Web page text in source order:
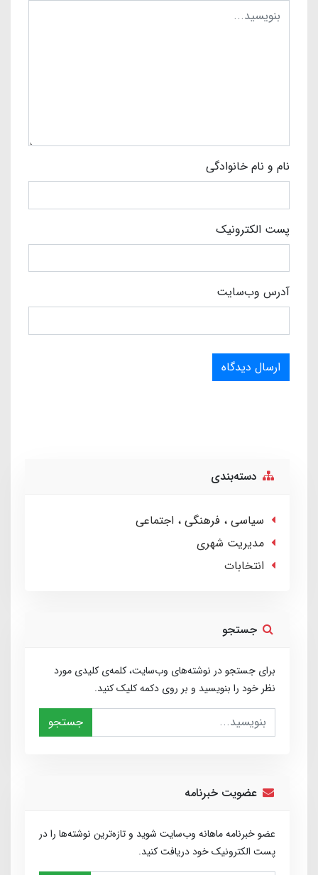
نام و نام خانوادگی
پست الکترونیک
آدرس وب‌سایت
ارسال دیدگاه
دسته‌بندی
سیاسی ، فرهنگی ، اجتماعی
مدیریت شهری
انتخابات
جستجو
برای جستجو در نوشته‌های وب‌سایت، کلمه‌ی کلیدی مورد
نظر خود را بنویسید و بر روی دکمه کلیک کنید.
جستجو
عضویت خبرنامه
عضو خبرنامه ماهانه وب‌سایت شوید و تازه‌ترین نوشته‌ها را در
پست الکترونیک خود دریافت کنید.